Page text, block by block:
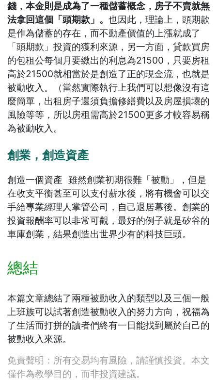
錢，本金則是成為了一種儲蓄概念，房子不賣就無
法拿回這個「頭期款」。 也因此，理論上，頭期款
是作為儲蓄的存在，而不動產價值的上漲就成了
「頭期款」投資的獲利來源，另一方面，貸款買房
的包租公每個月要繳出的利息為21500，只要房租
高於21500就相當於是創造了正的現金流，也就是
被動收入。（當然實際執行上我們可以想像沒有這
麼簡單，出租房子還須負擔修繕費以及房屋損壞的
風險等等，所以房租需高於21500更多才較容易稱
為被動收入。
創業，創造資產
創造一個資產 雖然創業初期很難「被動」，但是
在收支平衡甚至可以支付薪水後，將有機會可以交
手給專業經理人掌管公司，自己退居幕後。創業的
投資報酬率可以非常可觀，最好的例子就是矽谷的
車庫創業，結果創造出世界少有的科技巨頭。
總結
本篇文章總結了兩種被動收入的類型以及三個一般
上班族可以試著創造被動收入的努力方向，祝福為
了生活而打拼的讀者們終有一日能找到屬於自己的
被動收入來源。
免責聲明：所有交易均有風險，請謹慎投資。本文
僅作為教學目的，而非投資建議。